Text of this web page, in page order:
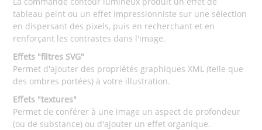
tableau peint ou un effet impressionniste sur une sélection
en dispersant des pixels, puis en recherchant et en
renforçant les contrastes dans l'image.
Effets "filtres SVG"
Permet d'ajouter des propriétés graphiques XML (telle que
des ombres portées) à votre illustration.
Effets "textures"
Permet de conférer à une image un aspect de profondeur
(ou de substance) ou d'ajouter un effet organique.